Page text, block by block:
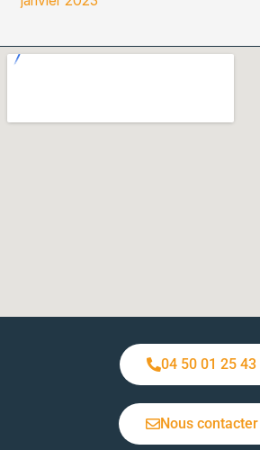
04 50 01 25 43
Nous contacter